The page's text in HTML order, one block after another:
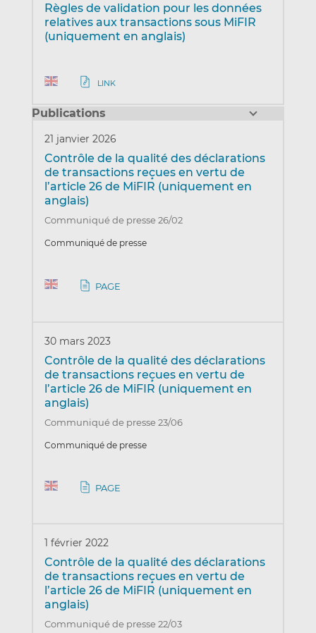
Règles de validation pour les données
relatives aux transactions sous MiFIR
(uniquement en anglais)
LINK
Publications
21 janvier 2026
Contrôle de la qualité des déclarations
de transactions reçues en vertu de
l’article 26 de MiFIR (uniquement en
anglais)
Communiqué de presse 26/02
Communiqué de presse
PAGE
30 mars 2023
Contrôle de la qualité des déclarations
de transactions reçues en vertu de
l’article 26 de MiFIR (uniquement en
anglais)
Communiqué de presse 23/06
Communiqué de presse
PAGE
1 février 2022
Contrôle de la qualité des déclarations
de transactions reçues en vertu de
l’article 26 de MiFIR (uniquement en
anglais)
Communiqué de presse 22/03